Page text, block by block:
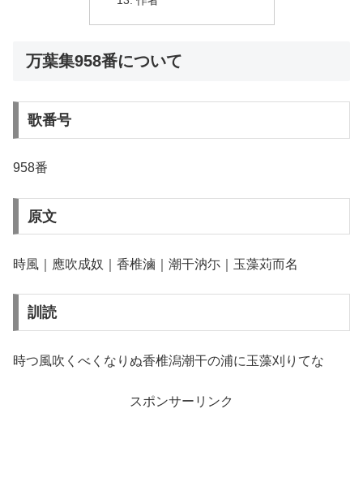
万葉集958番について
歌番号
958番
原文
時風｜應吹成奴｜香椎滷｜潮干汭尓｜玉藻苅而名
訓読
時つ風吹くべくなりぬ香椎潟潮干の浦に玉藻刈りてな
スポンサーリンク